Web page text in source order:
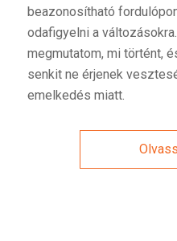
beazonosítható
odafigyelni a
megmutatom, mi történt,
senkit ne érjenek
emelkedés miatt.